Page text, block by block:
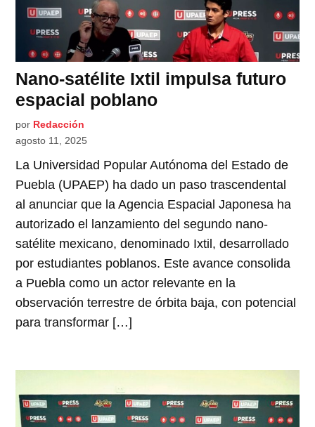
Nano-satélite Ixtil impulsa futuro
espacial poblano
por Redacción
agosto 11, 2025
La Universidad Popular Autónoma del Estado de
Puebla (UPAEP) ha dado un paso trascendental
al anunciar que la Agencia Espacial Japonesa ha
autorizado el lanzamiento del segundo nano-
satélite mexicano, denominado Ixtil, desarrollado
por estudiantes poblanos. Este avance consolida
a Puebla como un actor relevante en la
observación terrestre de órbita baja, con potencial
para transformar […]